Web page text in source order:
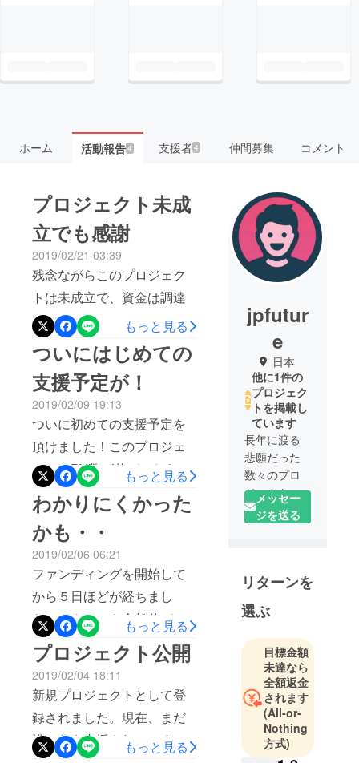
ホーム 活動報告4 支援者4 仲間募集 コメント
プロジェクト未成
立でも感謝
2019/02/21 03:39
残念ながらこのプロジェク
トは未成立で、資金は調達
できませんでした。しかし
ながら、数名の方が支援表
明をしてくださったことに
大変感謝しています！もち
ろん、オール・オア・ナッ
シングでの未成立ですの
で、私の手元に１円もはい
りませんが、数名の方から
励ましの言葉を頂いたた
め、資金以上のものを受け
取ったという思いです。こ
のプロジェクトに興味を
持って頂き、ありがとうご
ざいました！また、違うク
ラウドファンディングサイ
トなどでお目にかかること
があるかもしれませんが、
その時は宜しくお願いいた
します！
もっと見る
ついにはじめての
支援予定が！
2019/02/09 19:13
ついに初めての支援予定を
頂けました！このプロジェ
クトはPV数が伸びておら
ず、予定金額への到達も現
状のペースでは絶望的な状
況ではあります。しかし、
支援予定を入れてくださっ
た方々のご厚意はこの先も
決して忘れません！！とこ
ろで、リターンについてで
す。リターンにはアプリそ
れ自体も含まれています
が、少し表現がわかりにく
かったかもしれません。ま
た、プログラミング知識な
もっと見る
わかりにくかった
かも・・
2019/02/06 06:21
ファンディングを開始して
から５日ほどが経ちまし
た。アクセスも全然伸び
ず、今の所集まった投資
は・・・なんと！０円で
す！ &gt;&lt;残念ながら動画
を見た人自体もほぼ０とい
う状況です！う～ん、何を
作っているのか、伝わりに
もっと見る
プロジェクト公開
2019/02/04 18:11
新規プロジェクトとして登
録されました。現在、まだ
誰からも支援されていませ
もっと見る
jpfutur
e
日本
他に1件の
プロジェク
トを掲載し
ています
長年に渡る
悲願だった
数々のプロ
ジェクトを
成就させる
為、
行動し続け
何卒宜しく
す m(_ _)m
メッセー
ジを送る
リターンを
選ぶ
目標金額
未達なら
全額返金
されます
(All-or-
Nothing
方式)